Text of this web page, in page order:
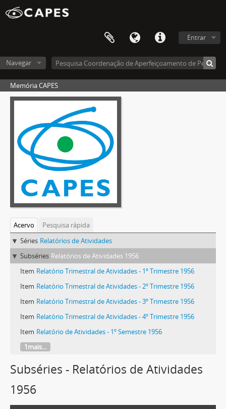
Entrar
Navegar
Memória CAPES
Acervo
Pesquisa rápida
Séries Relatórios de Atividades
Subséries Relatórios de Atividades 1956
Item Relatório Trimestral de Atividades - 1º Trimestre 1956
Item Relatório Trimestral de Atividades - 2º Trimestre 1956
Item Relatório Trimestral de Atividades - 3º Trimestre 1956
Item Relatório Trimestral de Atividades - 4º Trimestre 1956
Item Relatório de Atividades - 1º Semestre 1956
1mais...
Subséries - Relatórios de Atividades
1956